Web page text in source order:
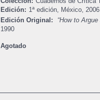
Edición: 1ª edición, México, 2006
Edición Original:
“How to
1990
Agotado